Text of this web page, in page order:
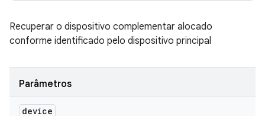
Recuperar o dispositivo complementar alocado
conforme identificado pelo dispositivo principal
Parâmetros
device